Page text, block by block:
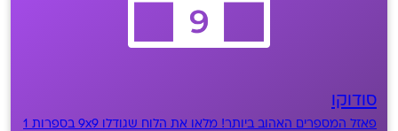
סודוקו
פאזל המספרים האהוב ביותר! מלאו את הלוח שגודלו 9x9 בספרות 1